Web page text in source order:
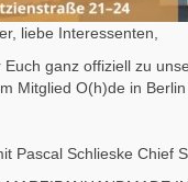
liebe Interessenten,
ganz offiziell zu
Mitglied O(h)de in
Pascal Schlieske Chief